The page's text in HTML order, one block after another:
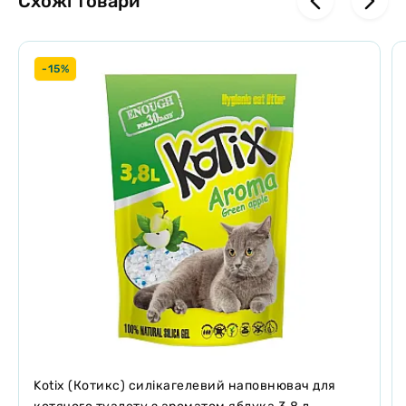
Регулярно прибирайте тверді випорожнення
Приблизно 1 раз в 4 тижні повністю замінюйте наповнювач на
свіжий
Можна змивати в унітаз невеликими порціями!
Якщо тварині важко пристосуватися до нового наповнювача
спробуйте протягом тижня змішувати його з тим наповнювачем,
яким користувалися раніше в співвідношенні 1: 1. Але пам'ятайте,
що це може знизити поглинають і грудок властивості
: 3 мм
: не обмежений. зберігати в сухому
прохолодному місці
-15%
Kotix (Котикс) силікагелевий наповнювач для